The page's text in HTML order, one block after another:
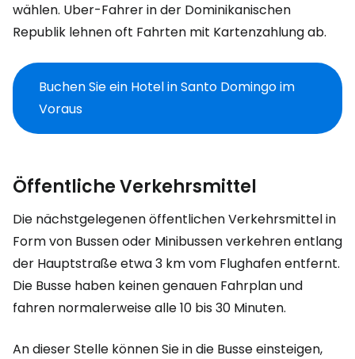
wählen. Uber-Fahrer in der Dominikanischen
Republik lehnen oft Fahrten mit Kartenzahlung ab.
Buchen Sie ein Hotel in Santo Domingo im
Voraus
Öffentliche Verkehrsmittel
Die nächstgelegenen öffentlichen Verkehrsmittel in
Form von Bussen oder Minibussen verkehren entlang
der Hauptstraße etwa 3 km vom Flughafen entfernt.
Die Busse haben keinen genauen Fahrplan und
fahren normalerweise alle 10 bis 30 Minuten.
An dieser Stelle können Sie in die Busse einsteigen,